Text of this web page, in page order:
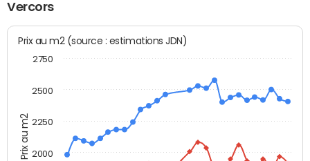
Vercors
Prix au m2
Prix au m2 (source : estimations JDN)
2000
2250
2500
2750